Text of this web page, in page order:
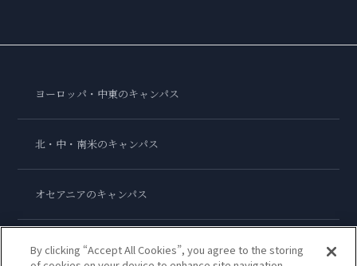
ヨーロッパ・中東のキャンパス
北・中・南米のキャンパス
オセアニアのキャンパス
アジアのキャンパス
By clicking “Accept All Cookies”, you agree to the storing